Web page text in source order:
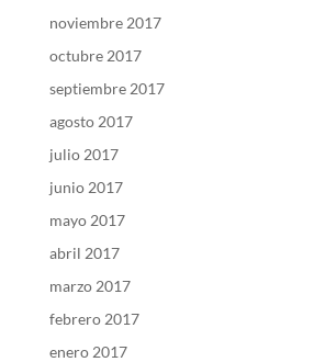
noviembre 2017
octubre 2017
septiembre 2017
agosto 2017
julio 2017
junio 2017
mayo 2017
abril 2017
marzo 2017
febrero 2017
enero 2017